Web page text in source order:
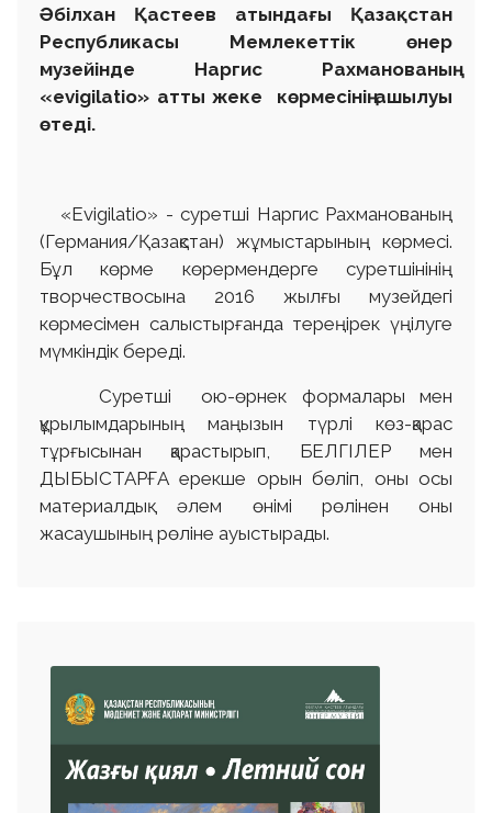
Әбілхан Қастеев атындағы Қазақстан
Республикасы Мемлекеттік өнер
музейінде Наргис Рахманованың
«evigilatio» атты жеке көрмесінің ашылуы
өтеді.
«Еvigilatio» - суретші Наргис Рахманованың
(Германия/Қазақстан) жұмыстарының көрмесі.
Бұл көрме көрермендерге суретшінінің
творчествосына 2016 жылғы музейдегі
көрмесімен салыстырғанда тереңірек үңілуге
мүмкіндік береді.
Суретші ою-өрнек формалары мен
құрылымдарының маңызын түрлі көз-қарас
тұрғысынан қарастырып, БЕЛГІЛЕР мен
ДЫБЫСТАРҒА ерекше орын бөліп, оны осы
материалдық әлем өнімі рөлінен оны
жасаушының рөліне ауыстырады.